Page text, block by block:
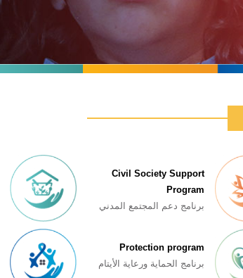
Civil Society Support
Program
برنامج دعم المجتمع المدني
Protection program
برنامج الحمایة ورعایة الأیتام